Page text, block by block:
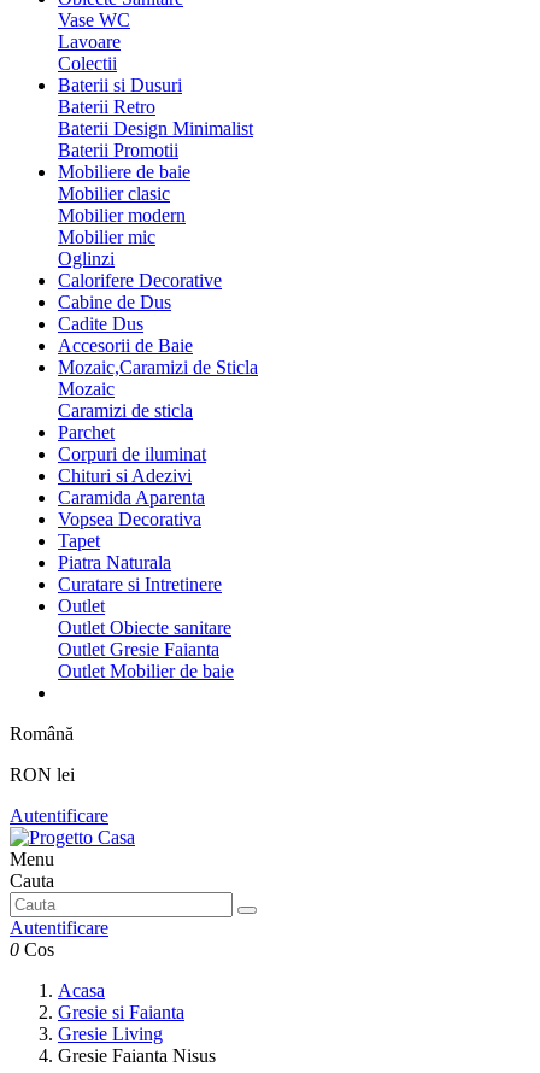
Vase WC
Lavoare
Colectii
Baterii si Dusuri
Baterii Retro
Baterii Design Minimalist
Baterii Promotii
Mobiliere de baie
Mobilier clasic
Mobilier modern
Mobilier mic
Oglinzi
Calorifere Decorative
Cabine de Dus
Cadite Dus
Accesorii de Baie
Mozaic,Caramizi de Sticla
Mozaic
Caramizi de sticla
Parchet
Corpuri de iluminat
Chituri si Adezivi
Caramida Aparenta
Vopsea Decorativa
Tapet
Piatra Naturala
Curatare si Intretinere
Outlet
Outlet Obiecte sanitare
Outlet Gresie Faianta
Outlet Mobilier de baie
Română
RON lei
Autentificare
Menu
Cauta
Autentificare
0 Cos
Acasa
Gresie si Faianta
Gresie Living
Gresie Faianta Nisus